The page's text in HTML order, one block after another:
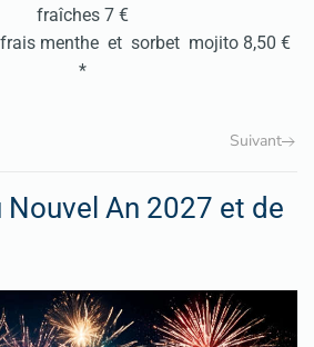
fraîches 7 €
menthe et sorbet mojito 8,50 €
*
Suivant
Nouvel An 2027 et de